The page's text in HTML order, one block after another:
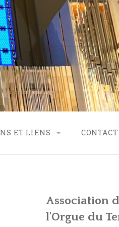
ET LIENS CONTACT
Association
l'Orgue du